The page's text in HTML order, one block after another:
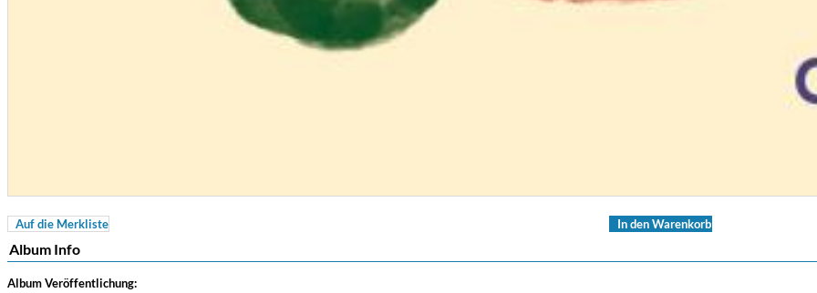
Cindy Blackman Santana
Auf die Merkliste In den Warenkorb
Album Info
Album Veröffentlichung: